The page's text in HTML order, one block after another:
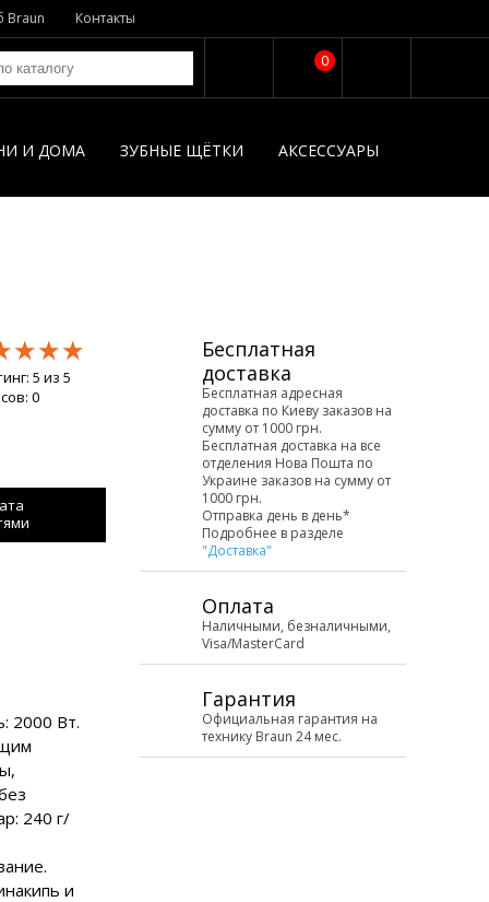
Braun Контакты
0
И ДОМА ЗУБНЫЕ ЩЁТКИ АКСЕССУАРЫ
5 из 5
0
2000 Вт.
240 г/
и
Бесплатная
доставка
Бесплатная адресная
доставка по Киеву заказов на
сумму от 1000 грн.
Бесплатная доставка на все
отделения Нова Пошта по
Украине заказов на сумму от
1000 грн.
Отправка день в день*
Подробнее в разделе
"Доставка"
Оплата
Наличными, безналичными,
Visa/MasterCard
Гарантия
Официальная гарантия на
технику Braun 24 мес.